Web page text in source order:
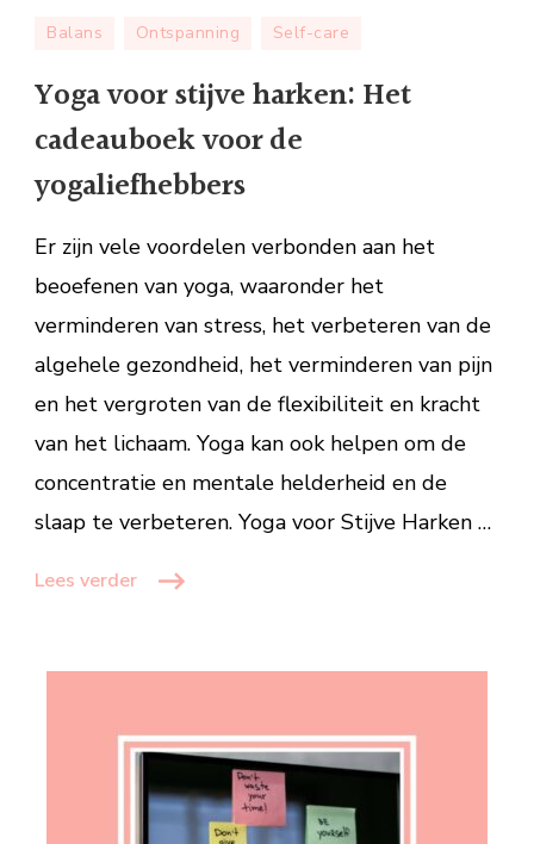
voor
harken:
Het
yogaliefhebbers
Balans Ontspanning Self-care
Yoga voor stijve harken: Het
cadeauboek voor de
yogaliefhebbers
Er zijn vele voordelen verbonden aan het
beoefenen van yoga, waaronder het
verminderen van stress, het verbeteren van de
algehele gezondheid, het verminderen van pijn
en het vergroten van de flexibiliteit en kracht
van het lichaam. Yoga kan ook helpen om de
concentratie en mentale helderheid en de
slaap te verbeteren. Yoga voor Stijve Harken …
Lees verder